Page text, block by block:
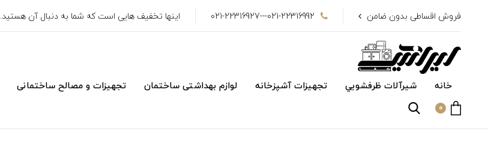
فروش اقساطی بدون ضامن 021-22316992---021-22316927 اینها تخفیف هایی است که شما به دنبال آن هستید.
خانه شیرآلات ظرفشويي تجهیزات آشپزخانه لوازم بهداشتی ساختمان تجهیزات و مصالح ساختمانی
0